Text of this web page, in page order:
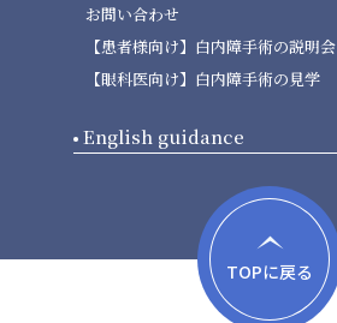
お問い合わせ
【患者様向け】白内障手術の説明会
【眼科医向け】白内障手術の見学
English guidance
TOPに戻る